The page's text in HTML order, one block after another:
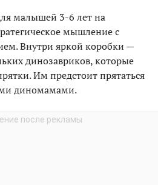
малышей 3-6 лет на
мышление с
Внутри яркой коробки —
динозавриков, которые
Им предстоит прятаться
диномамами.